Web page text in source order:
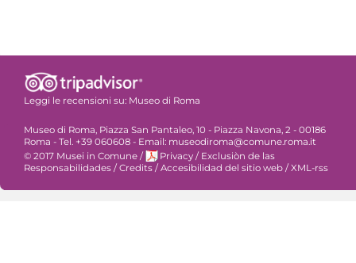
Leggi le recensioni su: Museo di Roma
Museo di Roma, Piazza San Pantaleo, 10 - Piazza Navona, 2 - 00186
Roma - Tel. +39 060608 - Email: museodiroma@comune.roma.it
© 2017 Musei in Comune / Privacy / Exclusiòn de las
Responsabilidades / Credits / Accesibilidad del sitio web / XML-rss